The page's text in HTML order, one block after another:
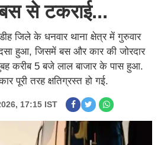
से टकराई...
जिले के धनवार थाना क्षेत्र में गुरुवार
हुआ, जिसमें बस और कार की जोरदार
करीब 5 बजे लाल बाजार के पास हुआ.
पूरी तरह क्षतिग्रस्त हो गई.
17:15 IST